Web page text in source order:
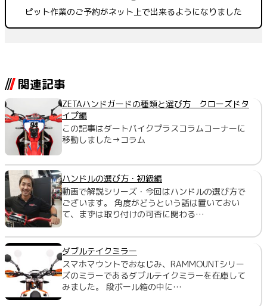
ピット作業のご予約がネット上で出来るようになりました
関連記事
ZETAハンドガードの種類と選び方 クローズドタ
イプ編
この記事はダートバイクプラスコラムコーナーに
移動しました→コラム
ハンドルの選び方・初級編
動画で解説シリーズ・今回はハンドルの選び方で
ございます。 角度がどうという話は置いておい
て、まずは取り付けの可否に関わる…
ダブルテイクミラー
スマホマウントでおなじみ、RAMMOUNTシリー
ズのミラーであるダブルテイクミラーを在庫して
みました。 段ボール箱の中に…